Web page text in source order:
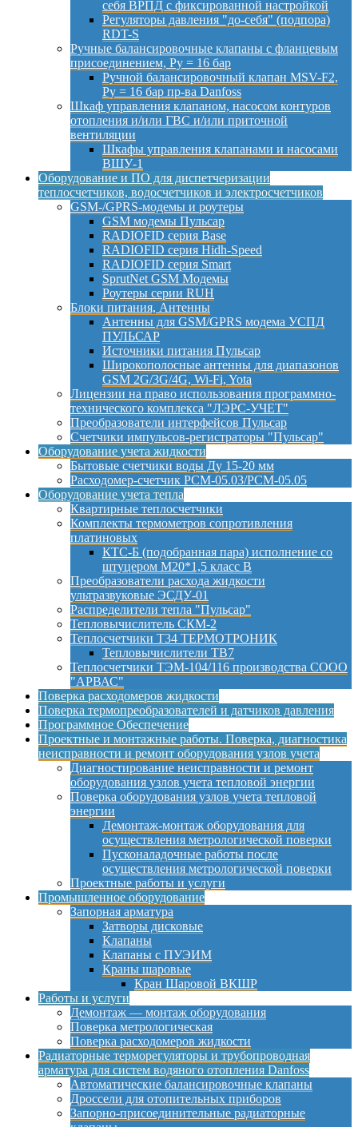
себя ВРПД с фиксированной настройкой
Регуляторы давления "до-себя" (подпора)
RDT-S
Ручные балансировочные клапаны с фланцевым
присоединением, Py = 16 бар
Ручной балансировочный клапан MSV-F2,
Py = 16 бар пр-ва Danfoss
Шкаф управления клапаном, насосом контуров
отопления и/или ГВС и/или приточной
вентиляции
Шкафы управления клапанами и насосами
ВШУ-1
Оборудование и ПО для диспетчеризации
теплосчетчиков, водосчетчиков и электросчетчиков
GSM-/GPRS-модемы и роутеры
GSM модемы Пульсар
RADIOFID серия Base
RADIOFID серия Hidh-Speed
RADIOFID серия Smart
SprutNet GSM Модемы
Роутеры серии RUH
Блоки питания, Антенны
Антенны для GSM/GPRS модема УСПД
ПУЛЬСАР
Источники питания Пульсар
Широкополосные антенны для диапазонов
GSM 2G/3G/4G, Wi-Fi, Yota
Лицензии на право использования программно-
технического комплекса "ЛЭРС-УЧЕТ"
Преобразователи интерфейсов Пульсар
Счетчики импульсов-регистраторы "Пульсар"
Оборудование учета жидкости
Бытовые счетчики воды Ду 15-20 мм
Расходомер-счетчик РСМ-05.03/РСМ-05.05
Оборудование учета тепла
Квартирные теплосчетчики
Комплекты термометров сопротивления
платиновых
КТС-Б (подобранная пара) исполнение со
штуцером М20*1,5 класс B
Преобразователи расхода жидкости
ультразвуковые ЭСДУ-01
Распределители тепла "Пульсар"
Тепловычислитель СКМ-2
Теплосчетчики Т34 ТЕРМОТРОНИК
Тепловычислители ТВ7
Теплосчетчики ТЭМ-104/116 производства СООО
"АРВАС"
Поверка расходомеров жидкости
Поверка термопреобразователей и датчиков давления
Программное Обеспечение
Проектные и монтажные работы. Поверка, диагностика
неисправности и ремонт оборудования узлов учета
Диагностирование неисправности и ремонт
оборудования узлов учета тепловой энергии
Поверка оборудования узлов учета тепловой
энергии
Демонтаж-монтаж оборудования для
осуществления метрологической поверки
Пусконаладочные работы после
осуществления метрологической поверки
Проектные работы и услуги
Промышленное оборудование
Запорная арматура
Затворы дисковые
Клапаны
Клапаны с ПУЭИМ
Краны шаровые
Кран Шаровой ВКШР
Работы и услуги
Демонтаж — монтаж оборудования
Поверка метрологическая
Поверка расходомеров жидкости
Радиаторные терморегуляторы и трубопроводная
арматура для систем водяного отопления Danfoss
Автоматические балансировочные клапаны
Дроссели для отопительных приборов
Запорно-присоединительные радиаторные